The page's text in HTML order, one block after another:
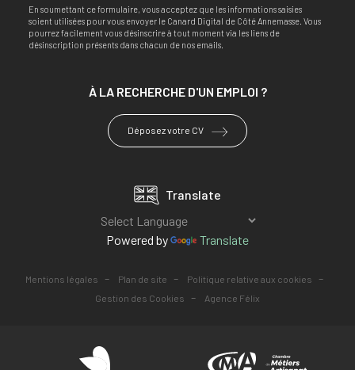
En soumettant ce formulaire, vous acceptez que les informations saisies
soient utilisées pour vous envoyer le Canard Digital de Côté Annemasse. Vous
pourrez facilement vous désinscrire à tout moment via les liens de
désinscription présents dans chacun de nos emails.
À LA RECHERCHE D'UN EMPLOI ?
Déposez votre CV
Translate
Powered by Translate
Mentions légales - Plan de site - Politique relative aux cookies -
Gestion des Cookies - Agence Félix